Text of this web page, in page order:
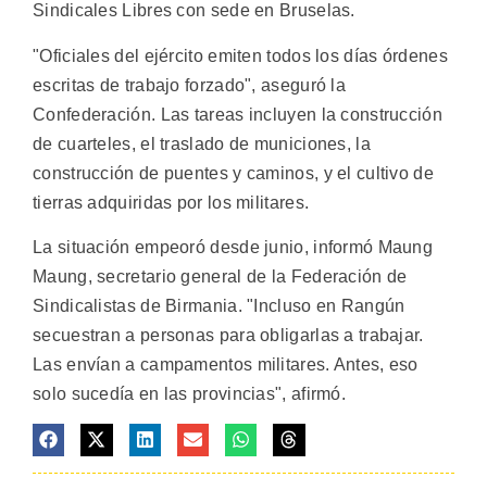
Sindicales Libres con sede en Bruselas.
"Oficiales del ejército emiten todos los días órdenes
escritas de trabajo forzado", aseguró la
Confederación. Las tareas incluyen la construcción
de cuarteles, el traslado de municiones, la
construcción de puentes y caminos, y el cultivo de
tierras adquiridas por los militares.
La situación empeoró desde junio, informó Maung
Maung, secretario general de la Federación de
Sindicalistas de Birmania. "Incluso en Rangún
secuestran a personas para obligarlas a trabajar.
Las envían a campamentos militares. Antes, eso
solo sucedía en las provincias", afirmó.